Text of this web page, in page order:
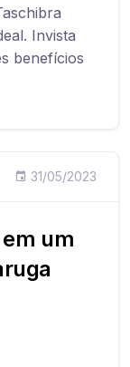
Invista
benefícios
31/05/2023
um